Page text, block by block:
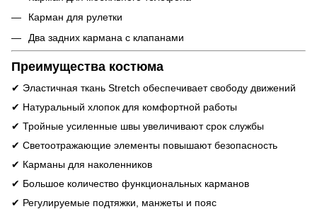
Карман для рулетки
Два задних кармана с клапанами
Преимущества костюма
✔ Эластичная ткань Stretch обеспечивает свободу движений
✔ Натуральный хлопок для комфортной работы
✔ Тройные усиленные швы увеличивают срок службы
✔ Светоотражающие элементы повышают безопасность
✔ Карманы для наколенников
✔ Большое количество функциональных карманов
✔ Регулируемые подтяжки, манжеты и пояс